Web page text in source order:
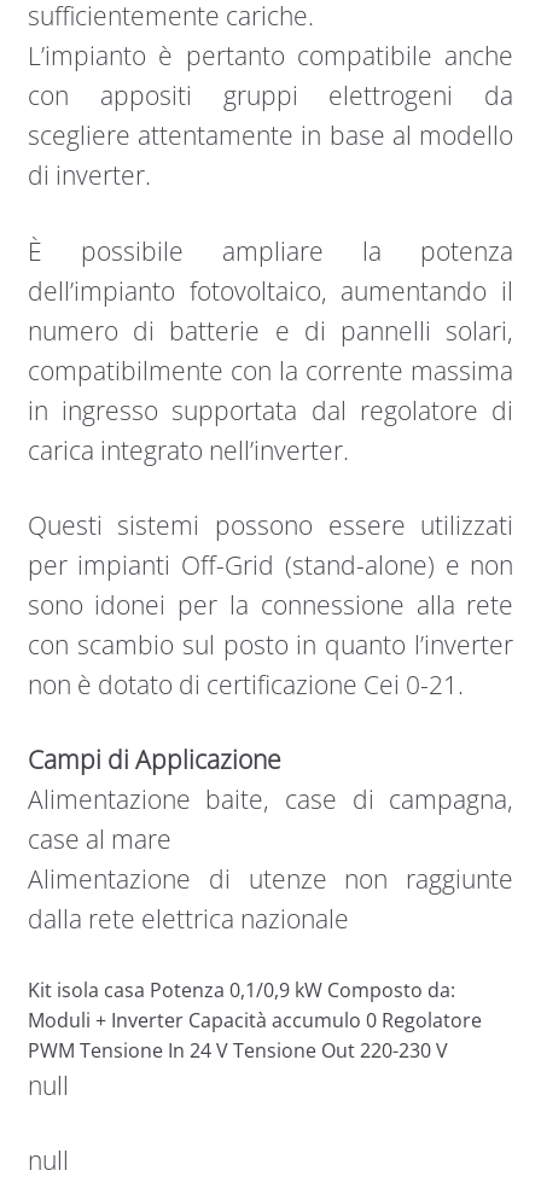
sufficientemente cariche.
L’impianto è pertanto compatibile anche
con appositi gruppi elettrogeni da
scegliere attentamente in base al modello
di inverter.
È possibile ampliare la potenza
dell’impianto fotovoltaico, aumentando il
numero di batterie e di pannelli solari,
compatibilmente con la corrente massima
in ingresso supportata dal regolatore di
carica integrato nell’inverter.
Questi sistemi possono essere utilizzati
per impianti Off-Grid (stand-alone) e non
sono idonei per la connessione alla rete
con scambio sul posto in quanto l’inverter
non è dotato di certificazione Cei 0-21.
Campi di Applicazione
Alimentazione baite, case di campagna,
case al mare
Alimentazione di utenze non raggiunte
dalla rete elettrica nazionale
Kit isola casa Potenza 0,1/0,9 kW Composto da:
Moduli + Inverter Capacità accumulo 0 Regolatore
PWM Tensione In 24 V Tensione Out 220-230 V
null
null